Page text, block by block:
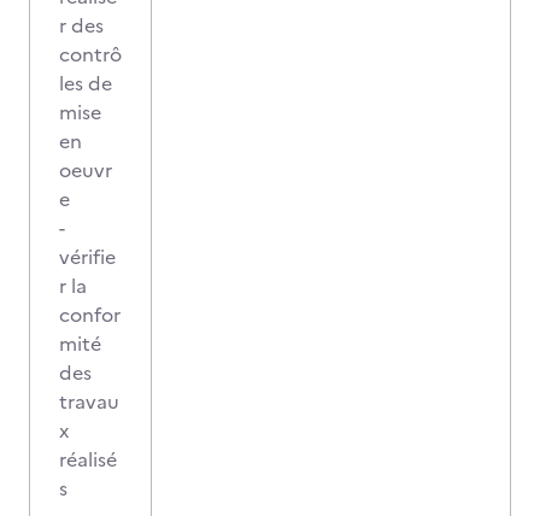
r des
contrô
les de
mise
en
oeuvr
e
-
vérifie
r la
confor
mité
des
travau
x
réalisé
s